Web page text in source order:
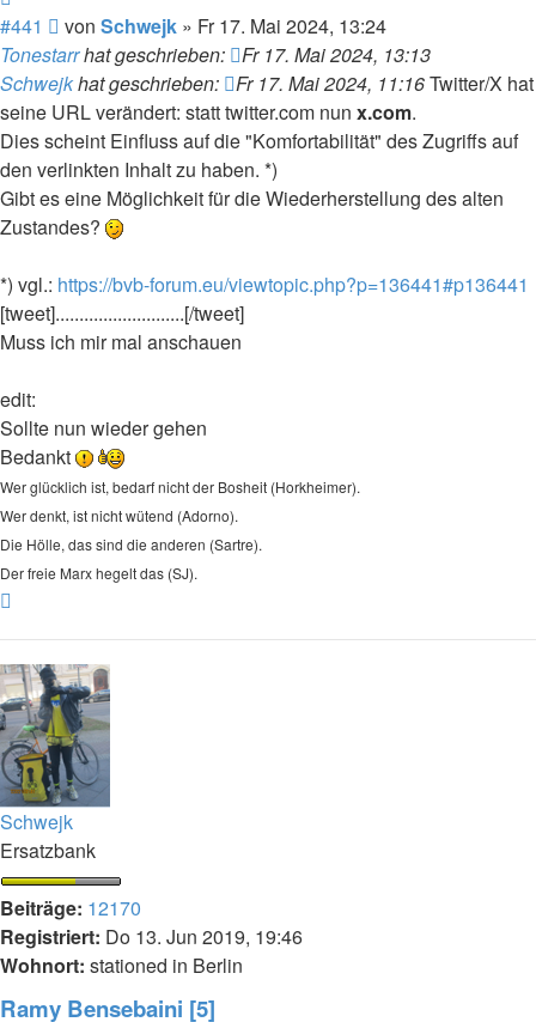
#441
Beitrag
von Schwejk » Fr 17. Mai 2024, 13:24
Tonestarrhat geschrieben:
Fr 17. Mai 2024, 13:13
Schwejkhat geschrieben: Fr 17. Mai 2024, 11:16Twitter/X hat
seine URL verändert: statt twitter.com nun x.com.
Dies scheint Einfluss auf die "Komfortabilität" des Zugriffs auf
den verlinkten Inhalt zu haben. *)
Gibt es eine Möglichkeit für die Wiederherstellung des alten
Zustandes?
*) vgl.: https://bvb-forum.eu/viewtopic.php?p=136441#p136441
[tweet]...........................[/tweet]
Muss ich mir mal anschauen
edit:
Sollte nun wieder gehen
Bedankt
Wer glücklich ist, bedarf nicht der Bosheit (Horkheimer).
Wer denkt, ist nicht wütend (Adorno).
Die Hölle, das sind die anderen (Sartre).
Der freie Marx hegelt das (SJ).
Schwejk
Ersatzbank
Beiträge: 12170
Registriert: Do 13. Jun 2019, 19:46
Wohnort: stationed in Berlin
Ramy Bensebaini [5]